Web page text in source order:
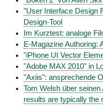
"User Interface Design
Design-Tool
Im Kurztest: analoge
E-Magazine Authoring:
"iPhone UI Vector
"Adobe MAX 2010" in
"Axiis": ansprechende
Tom Welsh über
results are typically the